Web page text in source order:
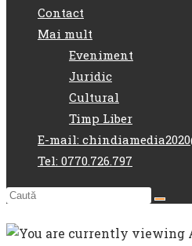
Contact
Mai mult
Eveniment
Juridic
Cultural
Timp Liber
E-mail:
Tel: 0770.726.797